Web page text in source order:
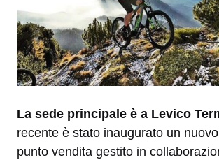
La sede principale è a Levico
recente è stato inaugurato un
punto vendita gestito in